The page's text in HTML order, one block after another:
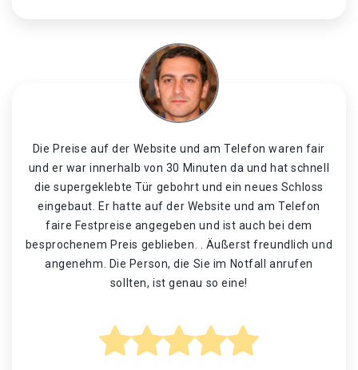
Die Preise auf der Website und am Telefon waren fair
und er war innerhalb von 30 Minuten da und hat schnell
die supergeklebte Tür gebohrt und ein neues Schloss
eingebaut. Er hatte auf der Website und am Telefon
faire Festpreise angegeben und ist auch bei dem
besprochenem Preis geblieben. . Äußerst freundlich und
angenehm. Die Person, die Sie im Notfall anrufen
sollten, ist genau so eine!